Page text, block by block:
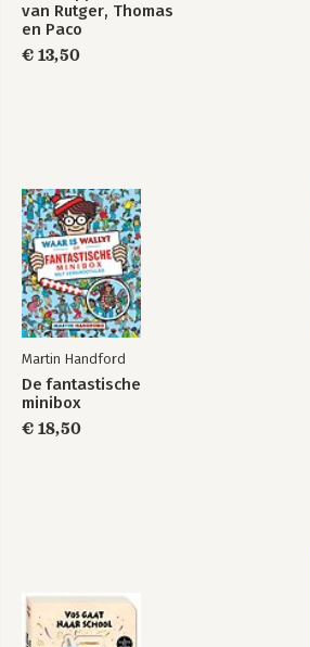
van Rutger, Thomas
en Paco
€ 13,50
Martin Handford
De fantastische
minibox
€ 18,50